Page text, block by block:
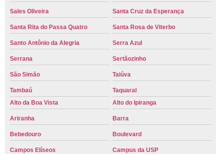
Sales Oliveira Santa Cruz da Esperança
Santa Rita do Passa Quatro Santa Rosa de Viterbo
Santo Antônio da Alegria Serra Azul
Serrana Sertãozinho
São Simão Taiúva
Tambaú
Taquaral
Alto da Boa Vista
Alto do Ipiranga
Ariranha Barra
Bebedouro Boulevard
Campos Elíseos Campus da USP